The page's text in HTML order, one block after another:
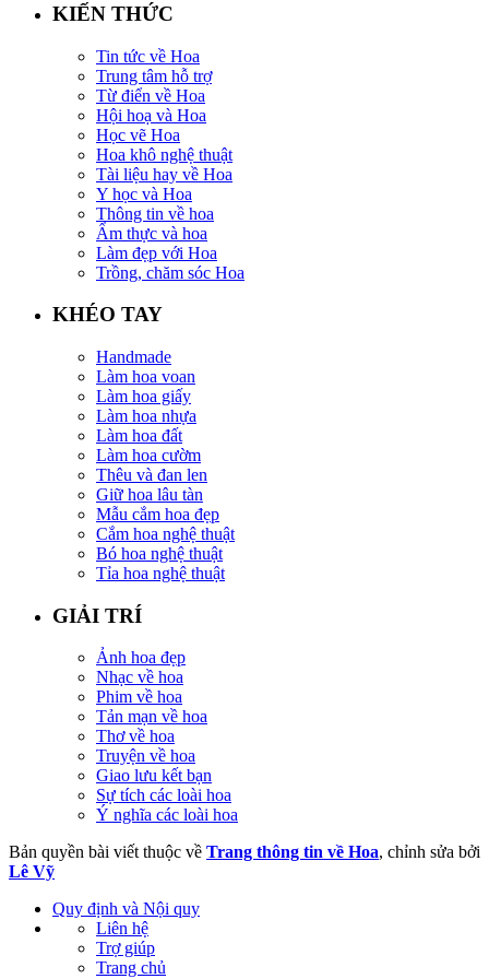
KIẾN THỨC
Tin tức về Hoa
Trung tâm hỗ trợ
Từ điển về Hoa
Hội hoạ và Hoa
Học vẽ Hoa
Hoa khô nghệ thuật
Tài liệu hay về Hoa
Y học và Hoa
Thông tin về hoa
Ẩm thực và hoa
Làm đẹp với Hoa
Trồng, chăm sóc Hoa
KHÉO TAY
Handmade
Làm hoa voan
Làm hoa giấy
Làm hoa nhựa
Làm hoa đất
Làm hoa cườm
Thêu và đan len
Giữ hoa lâu tàn
Mẫu cắm hoa đẹp
Cắm hoa nghệ thuật
Bó hoa nghệ thuật
Tỉa hoa nghệ thuật
GIẢI TRÍ
Ảnh hoa đẹp
Nhạc về hoa
Phim về hoa
Tản mạn về hoa
Thơ về hoa
Truyện về hoa
Giao lưu kết bạn
Sự tích các loài hoa
Ý nghĩa các loài hoa
Bản quyền bài viết thuộc về Trang thông tin về Hoa, chỉnh sửa bởi
Lê Vỹ
Quy định và Nội quy
Liên hệ
Trợ giúp
Trang chủ